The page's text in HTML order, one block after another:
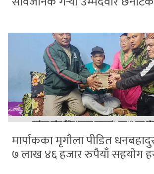
मार्पाकका मृगौला पीडित
७ लाख ४६ हजार रुपैयाँ सहयोग